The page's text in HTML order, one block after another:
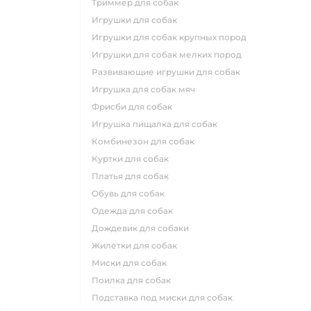
триммер для собак
игрушки для собак
игрушки для собак крупных пород
игрушки для собак мелких пород
развивающие игрушки для собак
игрушка для собак мяч
фрисби для собак
игрушка пищалка для собак
комбинезон для собак
куртки для собак
платья для собак
обувь для собак
одежда для собак
дождевик для собаки
жилетки для собак
миски для собак
поилка для собак
подставка под миски для собак